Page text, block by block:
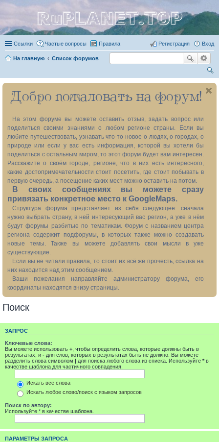
RuPLANET.TOP
Ссылки Частые вопросы Правила Вход
Регистрация
На главную Список форумов
ои
ск
Добро пожаловать на форум!
На этом форуме вы можете оставить отзыв, задать вопрос или
поделиться своими знаниями о любом регионе страны. Если вы
любите путешествовать, узнавать что-то новое о людях, о городах, о
природе или если у вас есть информация, которой вы хотели бы
поделиться с остальным миром, то этот форум будет вам интересен.
Расскажите о своём городе, регионе, что в них есть интересного,
какие достопримечательности стоит посетить, где стоит побывать в
первую очередь, а посещение каких мест можно оставить на потом.
В своих сообщениях вы можете сразу
привязать конкретное место к GoogleMaps.
Структура форума представляет из себя следующее: сначала
нужно выбрать страну, в ней интересующий вас регион, а уже в нём
будут форумы разбитые по тематикам. Форум с названием центра
региона содержит подфорумы, в которых также можно создавать
новые темы. Также вы можете добавлять свои мысли в уже
существующие.
Если вы не читали правила, то стоит их всё же прочесть, ссылка на
них находится над этим сообщением.
Ваши пожелания направляйте администратору форума, его
координаты находятся внизу страницы.
Поиск
ЗАПРОС
Ключевые слова:
Вы можете использовать + , чтобы определить слова, которые должны быть в
результатах, и - для слов, которых в результатах быть не должно. Вы можете
разделить слова символом | для поиска любого слова из списка. Используйте * в
качестве шаблона для частичного совпадения.
Искать все слова
Искать любое слово/поиск с языком запросов
Поиск по автору:
Используйте * в качестве шаблона.
ПАРАМЕТРЫ ЗАПРОСА